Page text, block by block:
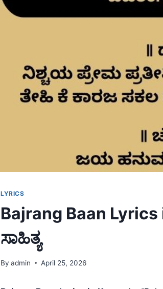
LYRICS
Bajrang Baan
ಸಾಹಿತ್ಯ
By admin April 25, 2026